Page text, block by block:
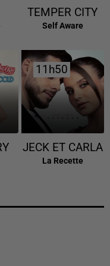
TEMPER CITY
Self Aware
11h50
11h50
JECK ET CARLA
La Recette